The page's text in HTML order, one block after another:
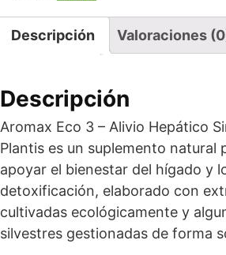
Descripción Valoraciones
Descripción
Aromax Eco 3 – Alivio Hepático
Plantis es un suplemento natural
apoyar el bienestar del hígado y
detoxificación, elaborado con
cultivadas ecológicamente y
silvestres gestionadas de forma